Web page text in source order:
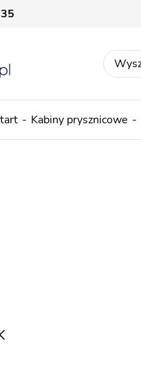
Kabiny prysznicowe